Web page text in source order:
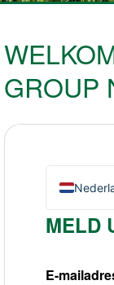
GROUP
MELD
E-